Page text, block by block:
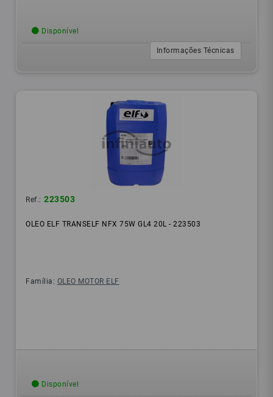
Disponível
Informações Técnicas
Ref.: 223503
OLEO ELF TRANSELF NFX 75W GL4 20L - 223503
Família: OLEO MOTOR ELF
Disponível